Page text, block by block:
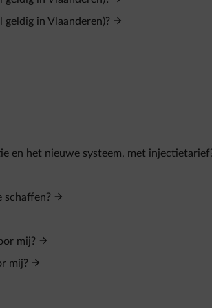
in Vlaanderen)?
en het nieuwe systeem, met
schaffen?
mij?
mij?